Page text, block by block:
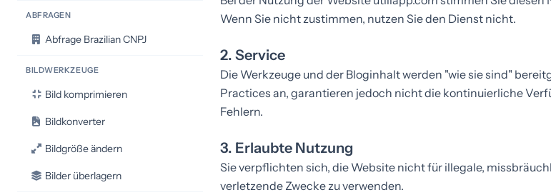
ABFRAGEN
Abfrage Brazilian CNPJ
BILDWERKZEUGE
Bild komprimieren
Bildkonverter
Bildgröße ändern
Bilder überlagern
Wenn Sie nicht zustimmen, nutzen Sie den Dienst nicht.
2. Service
Die Werkzeuge und der Bloginhalt werden "wie sie sind"
Practices an, garantieren jedoch nicht die kontinuierliche
Fehlern.
3. Erlaubte Nutzung
Sie verpflichten sich, die Website nicht für illegale,
verletzende Zwecke zu verwenden.